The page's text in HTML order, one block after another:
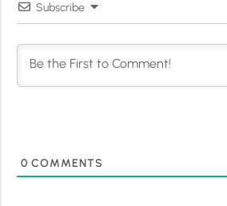
Subscribe
0 COMMENTS